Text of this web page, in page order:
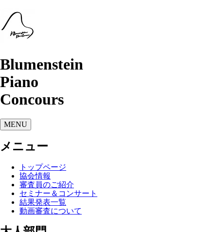
Blumenstein
Piano
Concours
MENU
メニュー
トップページ
協会情報
審査員のご紹介
セミナー＆コンサート
結果発表一覧
動画審査について